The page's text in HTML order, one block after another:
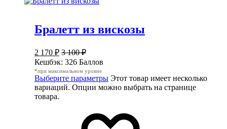
Бралетт из вискозы
2 170 ₽ 3 100₽
Кешбэк: 326 Баллов
*при максимальном уровне
Выберите параметры Этот товар имеет несколько
вариаций. Опции можно выбрать на странице
товара.